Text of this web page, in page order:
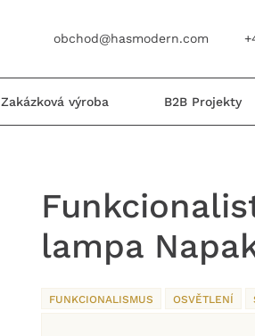
obchod@hasmodern.com
Zakázková výroba B2B Projekty
lampa
FUNKCIONALISMUS OSVĚTLENÍ